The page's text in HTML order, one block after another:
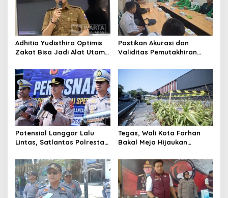
Adhitia Yudisthira Optimis
Zakat Bisa Jadi Alat Utama
Kota Cimahi
Pastikan Akurasi dan
Validitas Pemutakhiran
Cimahi Lakukan
Potensial Langgar Lalu
Lintas, Satlantas Polresta
Motor Berknalpot Brong
Tegas, Wali Kota Farhan
Bakal Meja Hijaukan
Riau